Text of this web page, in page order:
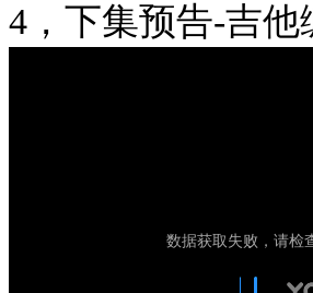
4，下集预告-吉他